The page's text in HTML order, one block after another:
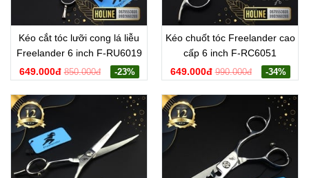
Kéo cắt tóc lưỡi cong lá liễu
Freelander 6 inch F-RU6019
649.000đ 850.000đ -23%
Kéo chuốt tóc Freelander cao
cấp 6 inch F-RC6051
649.000đ 990.000đ -34%